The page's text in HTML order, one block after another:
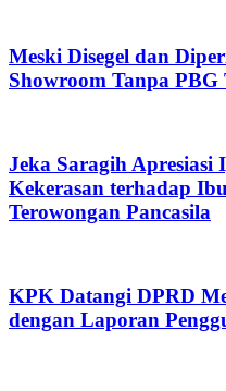
Meski Disegel dan
Showroom Tanpa
Jeka Saragih Apresiasi
Kekerasan terhadap
Terowongan Pancasila
KPK Datangi DPRD
dengan Laporan